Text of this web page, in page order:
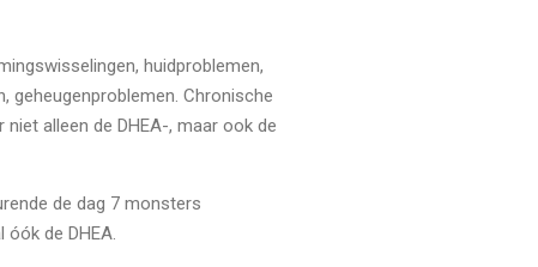
huidproblemen,
geheugenproblemen. Chronische
alleen de DHEA-, maar ook de
de dag 7 monsters
de DHEA.